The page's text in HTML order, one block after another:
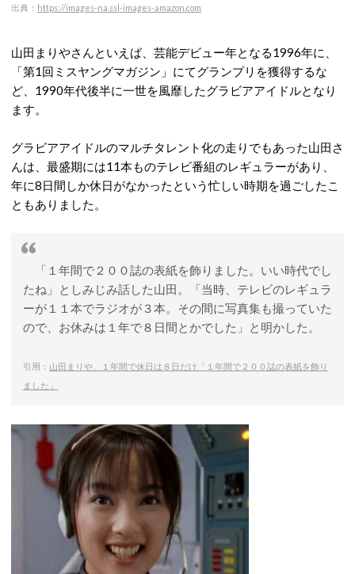
出典： https://images-na.ssl-images-amazon.com
山田まりやさんといえば、芸能デビュー年となる1996年に、
「第1回ミスヤングマガジン」にてグランプリを獲得するな
ど、1990年代後半に一世を風靡したグラビアアイドルとなり
ます。
グラビアアイドルのマルチタレント化の走りでもあった山田さ
んは、最盛期には11本ものテレビ番組のレギュラーがあり、
年に8日間しか休日がなかったという忙しい時期を過ごしたこ
ともありました。
「１年間で２００誌の表紙を飾りました。いい時代でし
たね」としみじみ話した山田。「当時、テレビのレギュラ
ーが１１本でラジオが３本。その間に写真集も撮っていた
ので、お休みは１年で８日間とかでした」と明かした。
引用： 山田まりや、１年間で休日は８日だけ「１年間で２００誌の表紙を飾り
ました」